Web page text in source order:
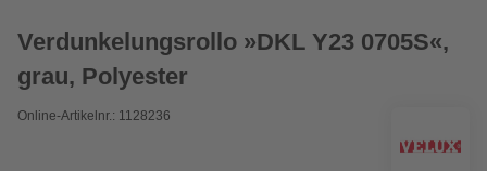
Verdunkelungsrollo »DKL Y23 0705S«,
grau, Polyester
Online-Artikelnr.: 1128236